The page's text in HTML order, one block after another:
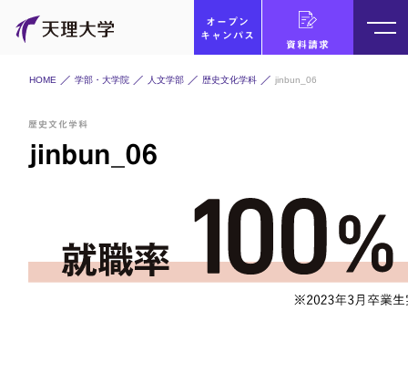
オープン
キャンパス
資料請求
HOME 学部・大学院 人文学部 歴史文化学科 jinbun_06
歴史文化学科
jinbun_06